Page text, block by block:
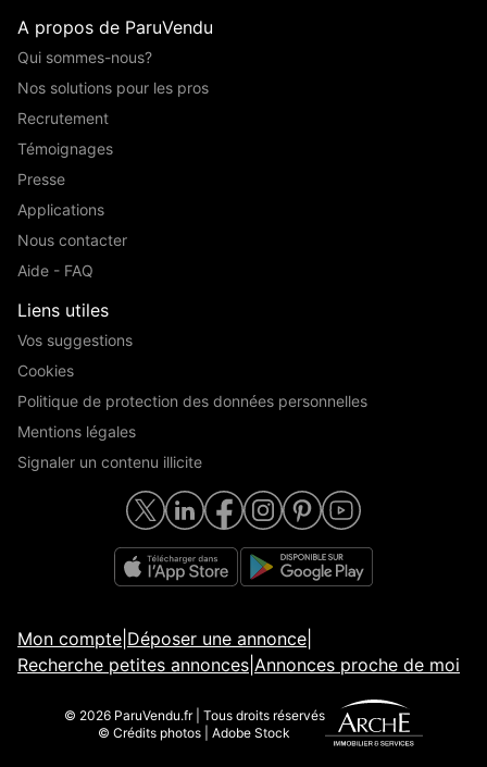
A propos de ParuVendu
Qui sommes-nous?
Nos solutions pour les pros
Recrutement
Témoignages
Presse
Applications
Nous contacter
Aide - FAQ
Liens utiles
Vos suggestions
Cookies
Politique de protection des données personnelles
Mentions légales
Signaler un contenu illicite
Mon compte Déposer une annonce
Recherche petites annonces Annonces proche de moi
© 2026 ParuVendu.fr | Tous droits réservés
© Crédits photos | Adobe Stock